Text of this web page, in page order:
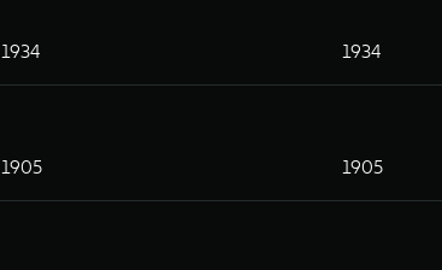
1934 1934
1905 1905